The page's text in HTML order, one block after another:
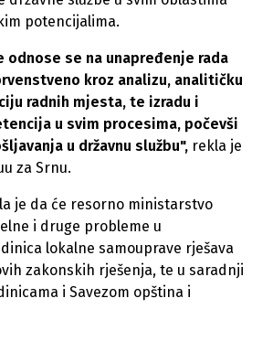
potencijalima.
odnose se na unapređenje rada
kroz analizu, analitičku
radnih mjesta, te izradu i
u svim procesima, počevši
u državnu službu", rekla je
za Srnu.
je da će resorno ministarstvo
i druge probleme u
lokalne samouprave rješava
zakonskih rješenja, te u saradnji
i Savezom opština i